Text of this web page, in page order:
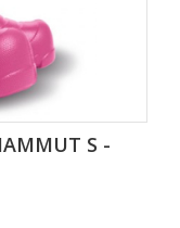
S -